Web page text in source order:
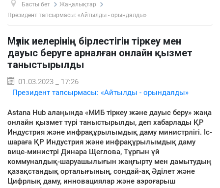
Басты бет
Жаңалықтар
Президент тапсырмасы: «Айтылды - орындалды»
Мүлік иелерінің бірлестігін тіркеу мен
дауыс беруге арналған онлайн қызмет
таныстырылды
01.03.2023 _ 17:26
Президент тапсырмасы: «Айтылды - орындалды»
Astana Hub алаңында «МИБ тіркеу және дауыс беру» жаңа
онлайн қызмет түрі таныстырылды, деп хабарлады ҚР
Индустрия және инфрақұрылымдық даму министрлігі. Іс-
шараға ҚР Индустрия және инфрақұрылымдық даму
вице-министрі Динара Щеглова, Тұрғын үй
коммуналдық-шаруашылығын жаңғырту мен дамытудың
қазақстандық орталығының, сондай-ақ Әділет және
Цифрлық даму, инновациялар және аэроғарыш